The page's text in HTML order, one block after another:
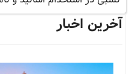
آخرین اخبار